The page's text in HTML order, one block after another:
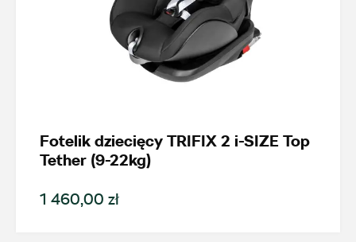
Fotelik dziecięcy TRIFIX 2 i-SIZE Top
Tether (9-22kg)
1 460,00 zł
Wybierz dealera obsługującego
Twoje zapytanie